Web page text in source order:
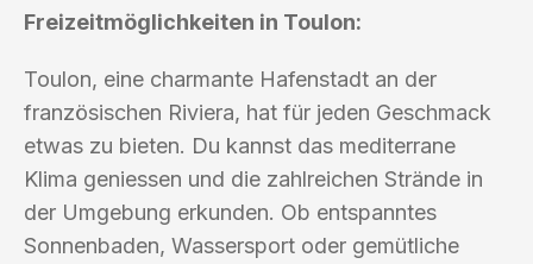
Freizeitmöglichkeiten in Toulon:
Toulon, eine charmante Hafenstadt an der
französischen Riviera, hat für jeden Geschmack
etwas zu bieten. Du kannst das mediterrane
Klima geniessen und die zahlreichen Strände in
der Umgebung erkunden. Ob entspanntes
Sonnenbaden, Wassersport oder gemütliche